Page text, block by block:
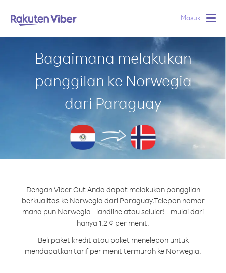
Masuk
Bagaimana melakukan
panggilan ke Norwegia
dari Paraguay
Dengan Viber Out Anda dapat melakukan panggilan
berkualitas ke Norwegia dari Paraguay.Telepon nomor
mana pun Norwegia - landline atau seluler! - mulai dari
hanya 1.2 ¢ per menit.
Beli paket kredit atau paket menelepon untuk
mendapatkan tarif per menit termurah ke Norwegia.